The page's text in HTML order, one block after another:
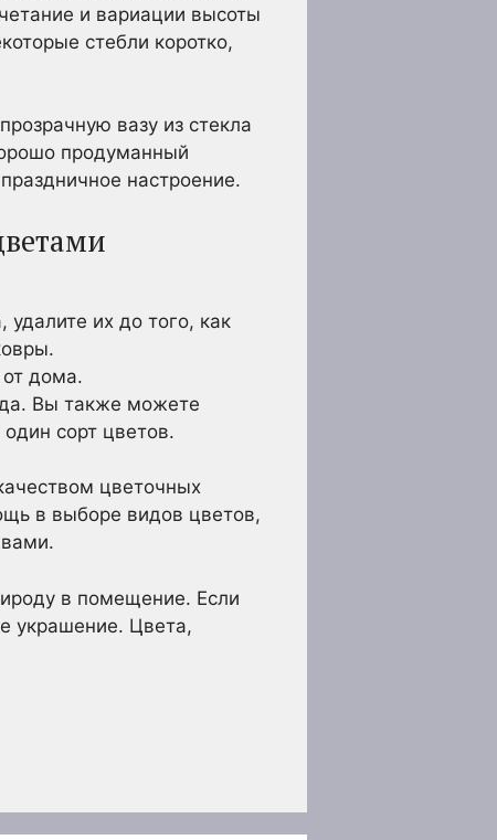
и вариации высоты
стебли коротко,
вазу из стекла
продуманный
настроение.
их до того, как
дома.
Вы также можете
сорт цветов.
цветочных
в выборе видов цветов,
в помещение. Если
украшение. Цвета,